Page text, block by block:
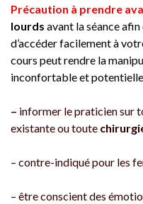
Précaution à prendre
lourds avant la séance
d’accéder facilement à
cours peut rendre la
inconfortable et
– informer le praticien sur
existante ou toute
– contre-indiqué pour les
– être conscient des